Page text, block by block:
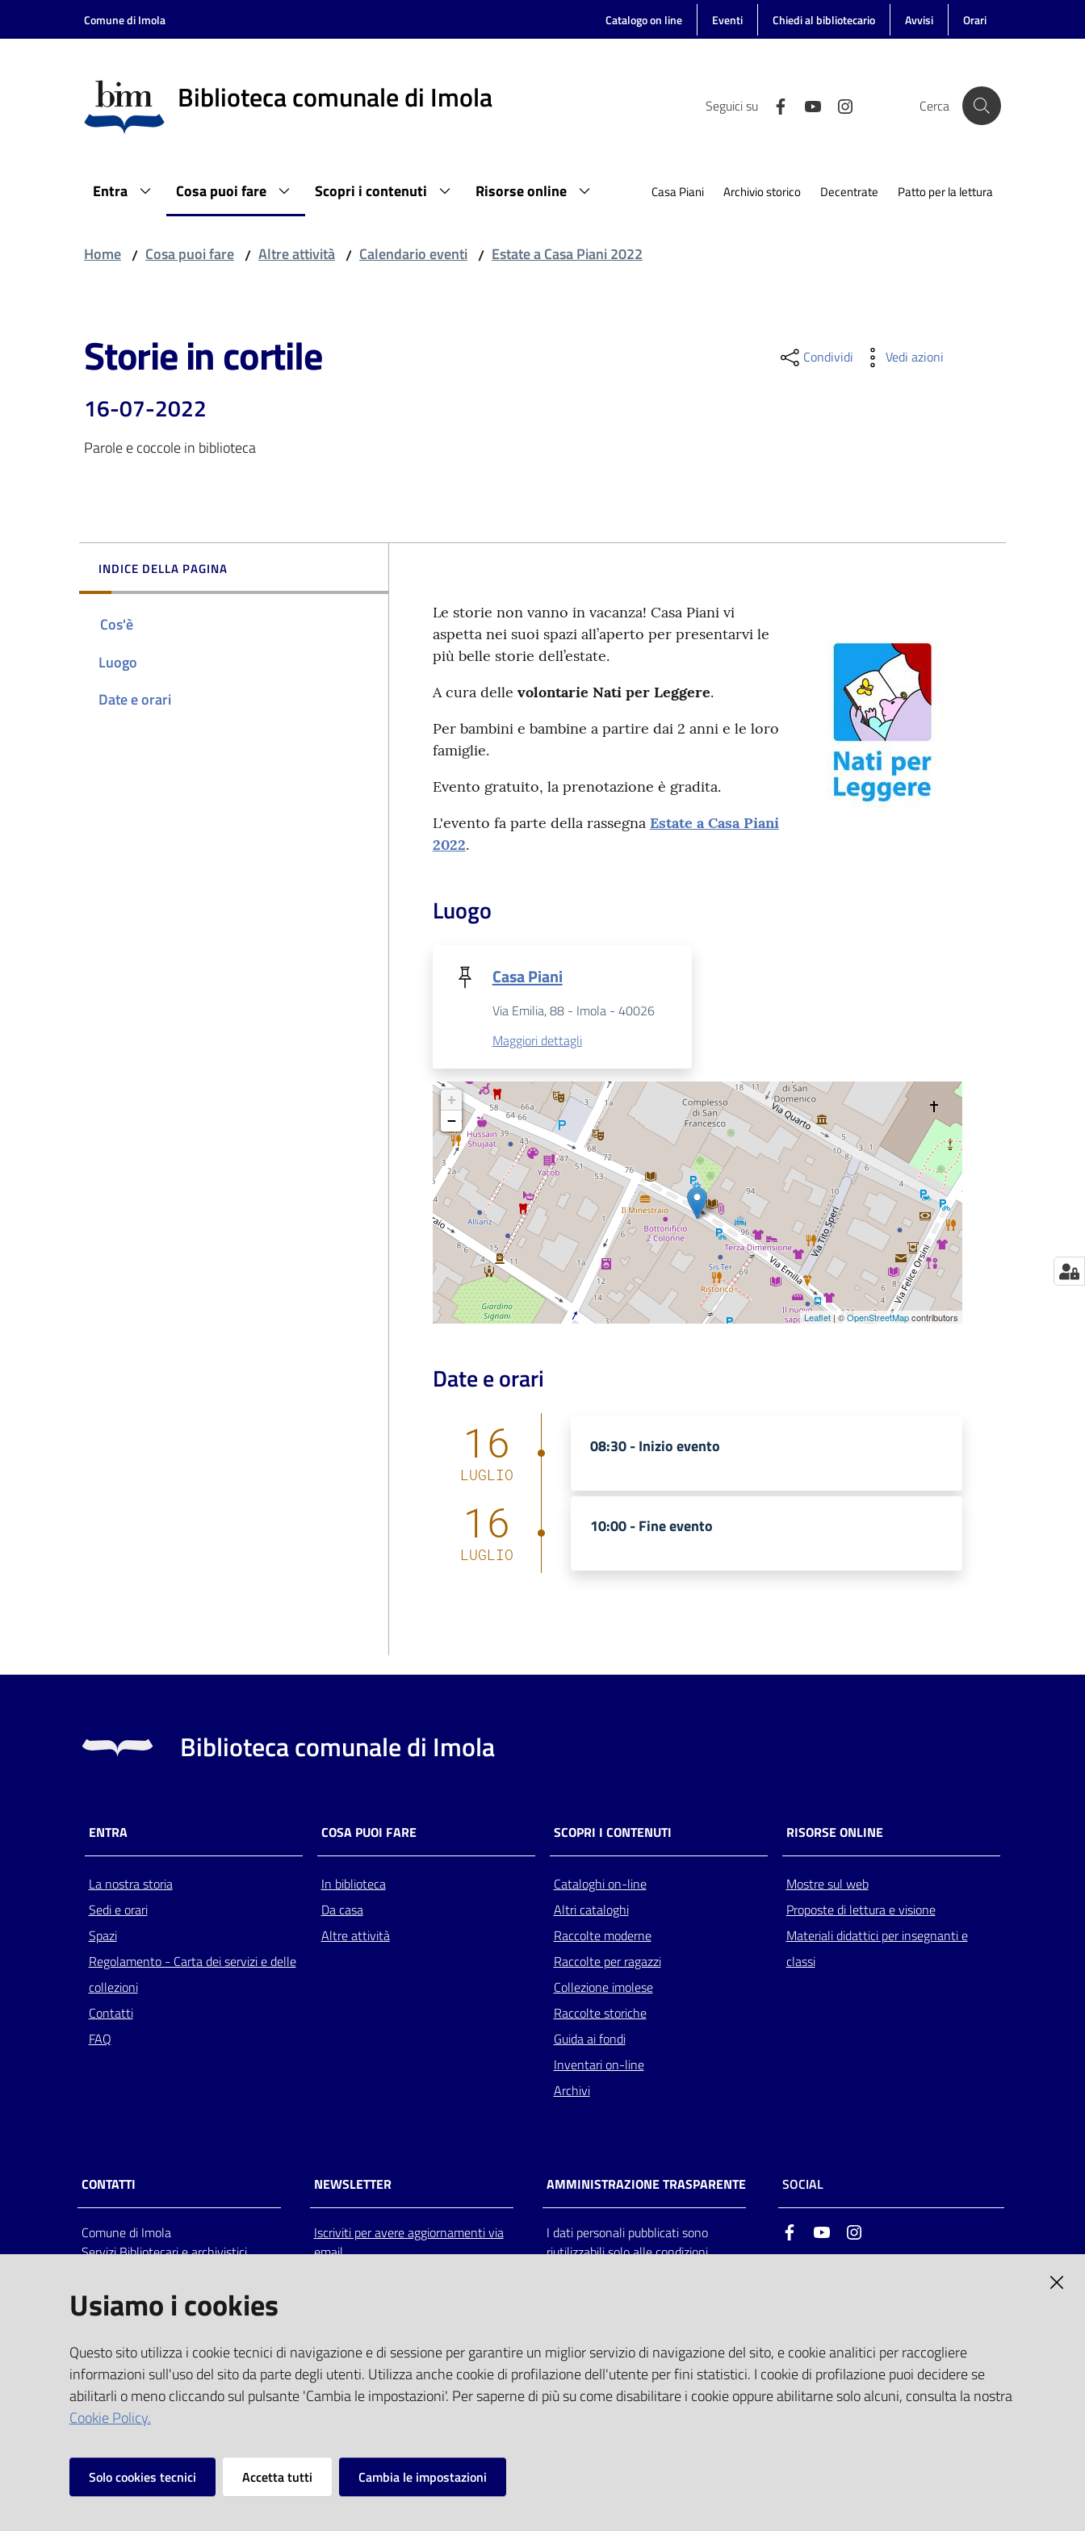
Vai al contenuto
Vai alla navigazione
Comune di Imola Catalogo on line Eventi Chiedi al bibliotecario Avvisi Orari
Biblioteca comunale di Imola Seguici su Cerca
Entra Cosa puoi fare Scopri i contenuti Risorse online Casa Piani Archivio storico Decentrate Patto per la lettura
Home / Cosa puoi fare / Altre attività / Calendario eventi / Estate a Casa Piani 2022
Storie in cortile
16-07-2022
Parole e coccole in biblioteca
Condividi Vedi azioni
INDICE DELLA PAGINA
Cos'è
Luogo
Date e orari
Le storie non vanno in vacanza! Casa Piani vi
aspetta nei suoi spazi all’aperto per presentarvi le
più belle storie dell’estate.
A cura delle volontarie Nati per Leggere.
Per bambini e bambine a partire dai 2 anni e le loro
famiglie.
Evento gratuito, la prenotazione è gradita.
L'evento fa parte della rassegna Estate a Casa Piani
2022.
Luogo
Casa Piani
Via Emilia, 88 - Imola - 40026
Maggiori dettagli
+
−
Leaflet| ©OpenStreetMapcontributors
Date e orari
16
LUGLIO
08:30 -Inizio evento
16
LUGLIO
10:00 -Fine evento
Biblioteca comunale di Imola
ENTRA
La nostra storia
Sedi e orari
Spazi
Regolamento - Carta dei servizi e delle
collezioni
Contatti
FAQ
COSA PUOI FARE
In biblioteca
Da casa
Altre attività
SCOPRI I CONTENUTI
Cataloghi on-line
Altri cataloghi
Raccolte moderne
Raccolte per ragazzi
Collezione imolese
Raccolte storiche
Guida ai fondi
Inventari on-line
Archivi
RISORSE ONLINE
Mostre sul web
Proposte di lettura e visione
Materiali didattici per insegnanti e
classi
CONTATTI
Comune di Imola
Servizi Bibliotecari e archivistici
Italia
centralino: tel 0542.6026.36 fax
bim@comune.imola.bo.it
PEC
comune.imola@cert.provincia.bo.it
P.IVA 00523381200
C.F. 00794470377
NEWSLETTER
Iscriviti per avere aggiornamenti via
email
AMMINISTRAZIONE TRASPARENTE
I dati personali pubblicati sono
riutilizzabili solo alle condizioni
SOCIAL
FacebookYoutube
Vai alla pagina
Usiamo i cookies
Questo sito utilizza i cookie tecnici di navigazione e di sessione per garantire un miglior servizio di navigazione del sito, e cookie analitici per raccogliere
informazioni sull'uso del sito da parte degli utenti. Utilizza anche cookie di profilazione dell'utente per fini statistici. I cookie di profilazione puoi decidere se
abilitarli o meno cliccando sul pulsante 'Cambia le impostazioni'. Per saperne di più su come disabilitare i cookie oppure abilitarne solo alcuni, consulta la nostra
Cookie Policy.
Solo cookies tecnici Accetta tutti Cambia le impostazioni